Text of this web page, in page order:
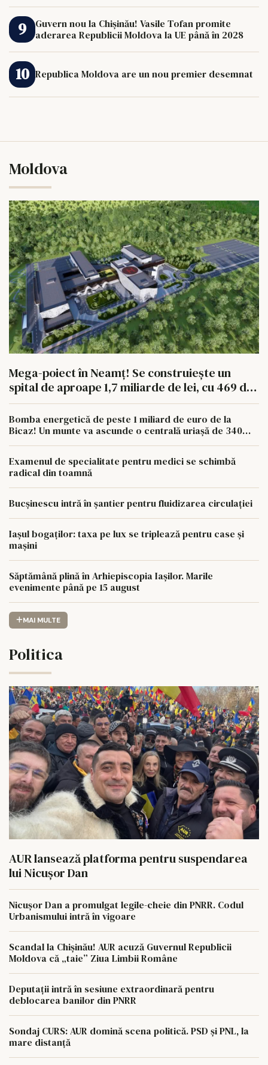
Guvern nou la Chișinău! Vasile Tofan promite
aderarea Republicii Moldova la UE până în 2028
Republica Moldova are un nou premier desemnat
Moldova
Mega-poiect în Neamț! Se construiește un
spital de aproape 1,7 miliarde de lei, cu 469 de
paturi
Bomba energetică de peste 1 miliard de euro de la
Bicaz! Un munte va ascunde o centrală uriașă de 340
Examenul de specialitate pentru medici se schimbă
radical din toamnă
Bucșinescu intră în șantier pentru fluidizarea circulației
Iașul bogaților: taxa pe lux se triplează pentru case și
mașini
Săptămână plină în Arhiepiscopia Iașilor. Marile
evenimente până pe 15 august
MAI MULTE
Politica
AUR lansează platforma pentru suspendarea
lui Nicușor Dan
Nicușor Dan a promulgat legile-cheie din PNRR. Codul
Urbanismului intră în vigoare
Scandal la Chișinău! AUR acuză Guvernul Republicii
Moldova că „taie” Ziua Limbii Române
Deputații intră în sesiune extraordinară pentru
deblocarea banilor din PNRR
Sondaj CURS: AUR domină scena politică. PSD și PNL, la
mare distanță